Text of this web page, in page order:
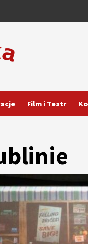
Film i Teatr